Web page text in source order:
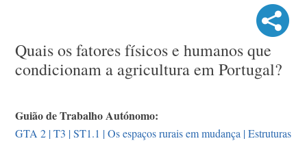
Quais os fatores físicos e humanos que
condicionam a agricultura em Portugal?
Guião de Trabalho Autónomo:
GTA 2 | T3 | ST1.1 | Os espaços rurais em mudança | Estruturas